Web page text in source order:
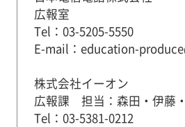
広報室
Tel：03-5205-5550
E-mail：education-
株式会社イーオン
広報課 担当：森田・伊藤
Tel：03-5381-0212